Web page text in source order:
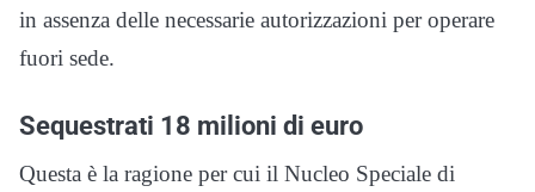
in assenza delle necessarie autorizzazioni per operare
fuori sede.
Sequestrati 18 milioni di euro
Questa è la ragione per cui il Nucleo Speciale di